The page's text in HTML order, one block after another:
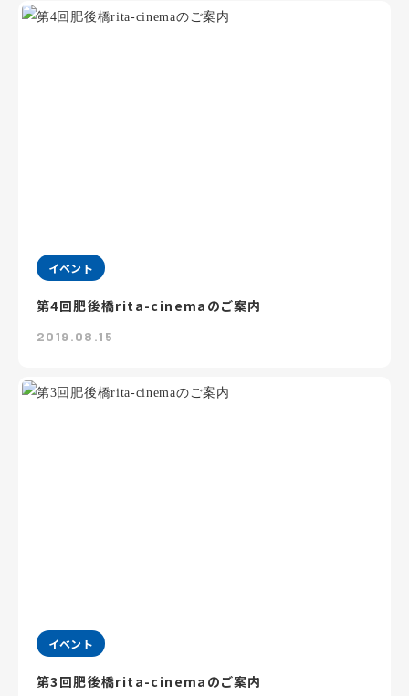
イベント
第4回肥後橋rita-cinemaのご案内
2019.08.15
イベント
第3回肥後橋rita-cinemaのご案内